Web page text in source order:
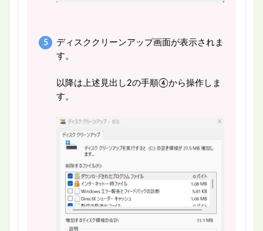
ディスククリーンアップ画面が表示されま
す。
以降は上述見出し2の手順④から操作しま
す。